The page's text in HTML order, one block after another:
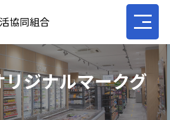
協同組合
ジナルマークグ